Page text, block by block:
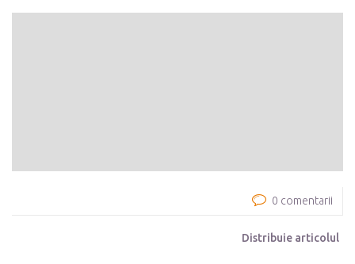
0 comentarii
Distribuie articolul